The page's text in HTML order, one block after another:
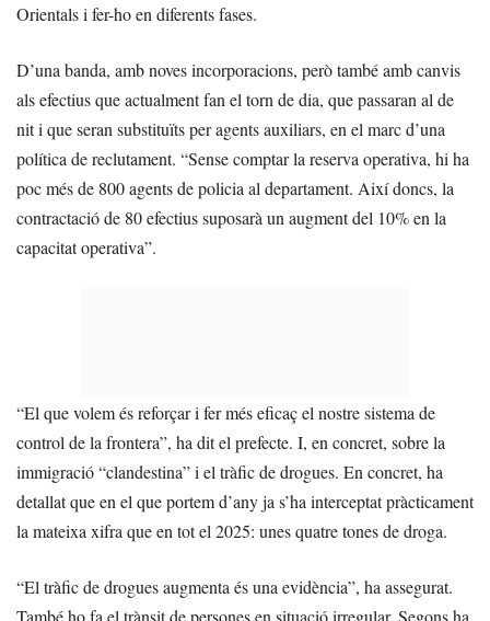
Orientals i fer-ho en diferents fases.
D’una banda, amb noves incorporacions, però també amb canvis
als efectius que actualment fan el torn de dia, que passaran al de
nit i que seran substituïts per agents auxiliars, en el marc d’una
política de reclutament. “Sense comptar la reserva operativa, hi ha
poc més de 800 agents de policia al departament. Així doncs, la
contractació de 80 efectius suposarà un augment del 10% en la
capacitat operativa”.
“El que volem és reforçar i fer més eficaç el nostre sistema de
control de la frontera”, ha dit el prefecte. I, en concret, sobre la
immigració “clandestina” i el tràfic de drogues. En concret, ha
detallat que en el que portem d’any ja s’ha interceptat pràcticament
la mateixa xifra que en tot el 2025: unes quatre tones de droga.
“El tràfic de drogues augmenta és una evidència”, ha assegurat.
També ho fa el trànsit de persones en situació irregular. Segons ha